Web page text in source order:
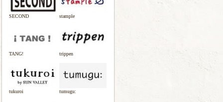
SECOND stample
TANG! trippen
tukuroi tumugu: